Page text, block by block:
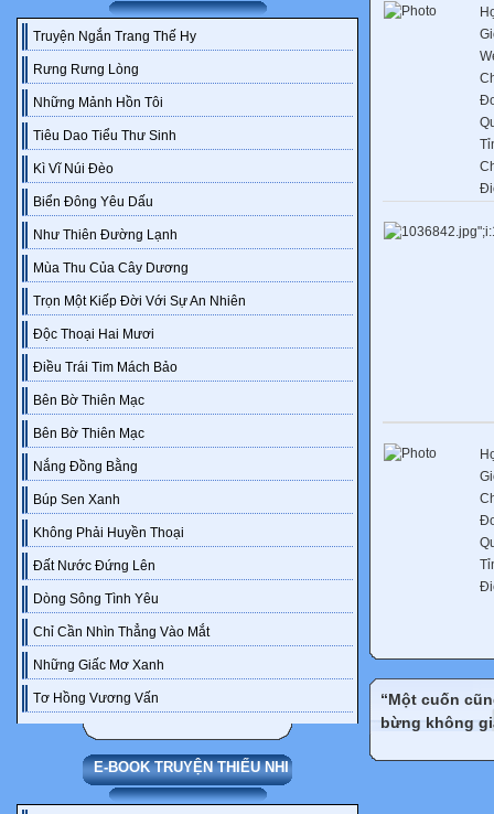
Truyện Ngắn Trang Thế Hy
Rưng Rưng Lòng
Những Mảnh Hồn Tôi
Tiêu Dao Tiểu Thư Sinh
Kì Vĩ Núi Đèo
Biển Đông Yêu Dấu
Như Thiên Đường Lạnh
Mùa Thu Của Cây Dương
Trọn Một Kiếp Đời Với Sự An Nhiên
Độc Thoại Hai Mươi
Điều Trái Tim Mách Bảo
Bên Bờ Thiên Mạc
Bên Bờ Thiên Mạc
Nắng Đồng Bằng
Búp Sen Xanh
Không Phải Huyền Thoại
Đất Nước Đứng Lên
Dòng Sông Tình Yêu
Chỉ Cần Nhìn Thẳng Vào Mắt
Những Giấc Mơ Xanh
Tơ Hồng Vương Vấn
E-BOOK TRUYỆN THIẾU NHI
“Một cuốn
bừng không